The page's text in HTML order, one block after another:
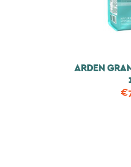
ARDEN
€